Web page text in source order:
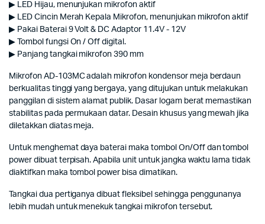
▶ LED Hijau, menunjukan mikrofon aktif
▶ LED Cincin Merah Kepala Mikrofon, menunjukan mikrofon aktif
▶ Pakai Baterai 9 Volt & DC Adaptor 11.4V - 12V
▶ Tombol fungsi On / Off digital.
▶ Panjang tangkai mikrofon 390 mm
Mikrofon AD-103MC adalah mikrofon kondensor meja berdaun
berkualitas tinggi yang bergaya, yang ditujukan untuk melakukan
panggilan di sistem alamat publik. Dasar logam berat memastikan
stabilitas pada permukaan datar. Desain khusus yang mewah jika
diletakkan diatas meja.
Untuk menghemat daya baterai maka tombol On/Off dan tombol
power dibuat terpisah. Apabila unit untuk jangka waktu lama tidak
diaktifkan maka tombol power bisa dimatikan.
Tangkai dua pertiganya dibuat fleksibel sehingga penggunanya
lebih mudah untuk menekuk tangkai mikrofon tersebut.